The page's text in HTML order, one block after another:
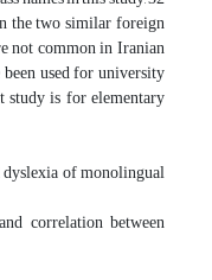
the two similar foreign
not common in Iranian
been used for university
study is for elementary
of monolingual
correlation between